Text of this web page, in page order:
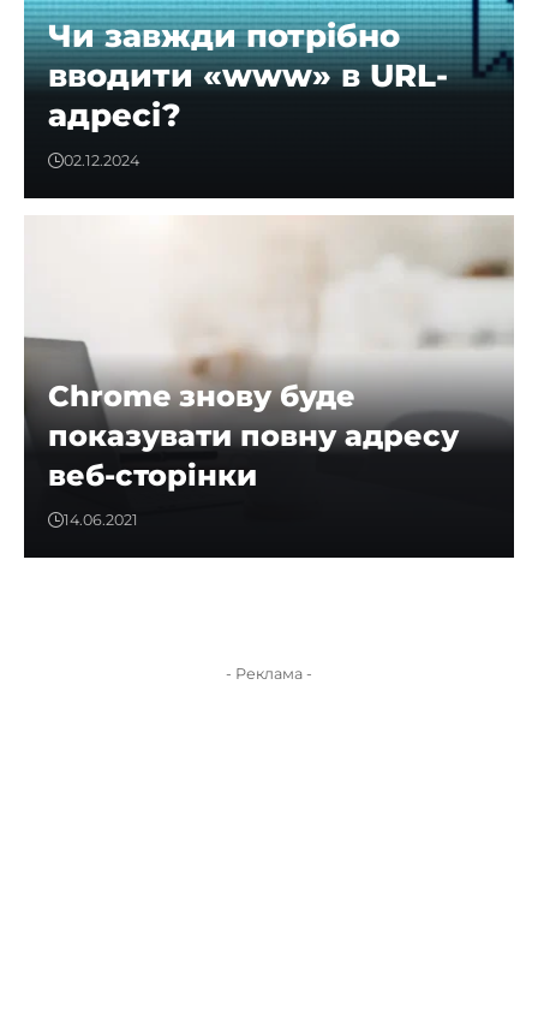
Чи завжди потрібно
вводити «www» в URL-
адресі?
02.12.2024
Chrome знову буде
показувати повну адресу
веб-сторінки
14.06.2021
- Реклама -